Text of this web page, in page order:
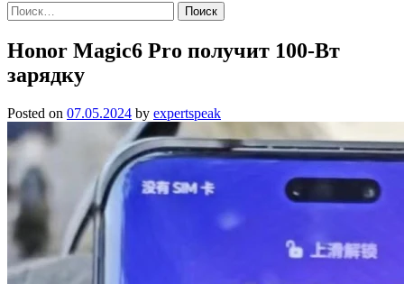
Найти:
Honor Magic6 Pro получит 100-Вт
зарядку
Posted on 07.05.2024 by expertspeak